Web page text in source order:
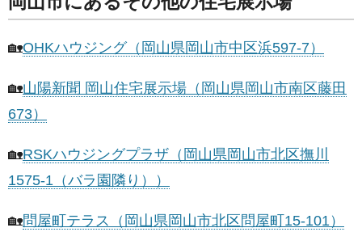
🏡OHKハウジング（岡山県岡山市中区浜597-7）
🏡山陽新聞 岡山住宅展示場（岡山県岡山市南区藤田
673）
🏡RSKハウジングプラザ（岡山県岡山市北区撫川
1575-1（バラ園隣り））
🏡問屋町テラス（岡山県岡山市北区問屋町15-101）